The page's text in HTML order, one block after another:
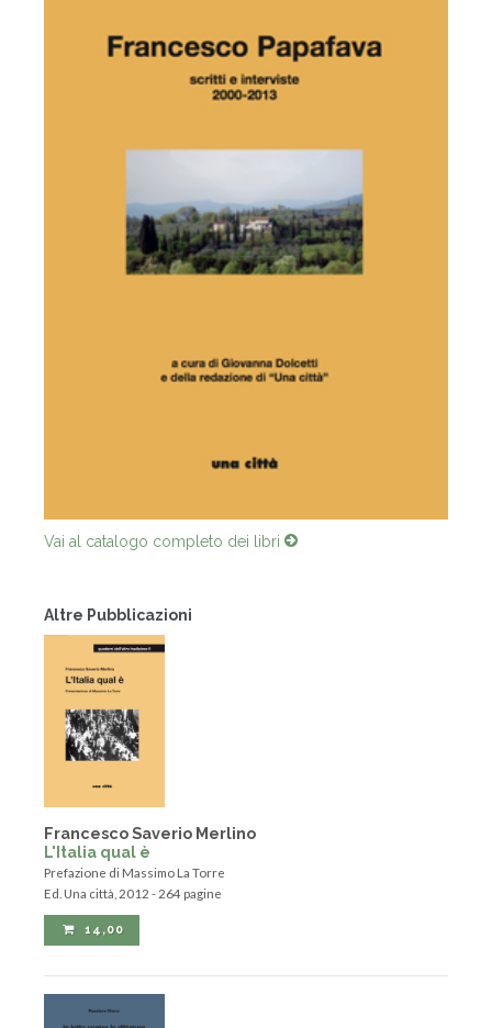
Vai al catalogo completo dei libri
Altre Pubblicazioni
Francesco Saverio Merlino
L'Italia qual è
Prefazione di Massimo La Torre
Ed. Una città, 2012 - 264 pagine
14,00